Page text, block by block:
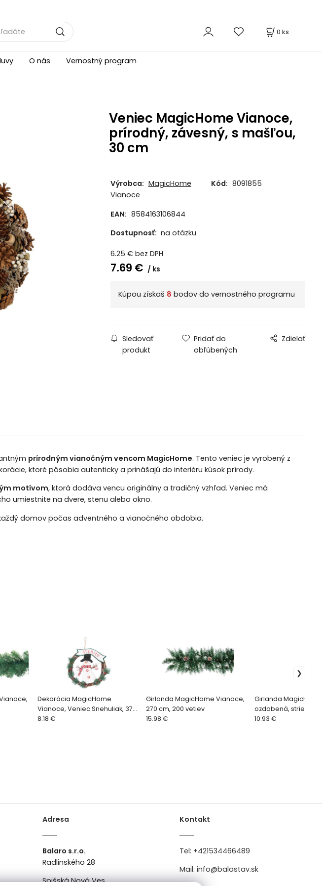
0 ks
O nás Vernostný program
Veniec MagicHome Vianoce,
prírodný, závesný, s mašľou,
30 cm
Výrobca: MagicHome
Vianoce
Kód: 8091855
EAN: 8584163106844
Dostupnosť: na otázku
6.25 € bez DPH
7.69 € ks
Kúpou získaš 8 bodov do vernostného programu
Sledovať
produkt
Pridať do
obľúbených
Zdielať
prírodným vianočným vencom MagicHome. Tento veniec je vyrobený z
ktoré pôsobia autenticky a prinášajú do interiéru kúsok prírody.
motívom, ktorá dodáva vencu originálny a tradičný vzhľad. Veniec má
umiestnite na dvere, stenu alebo okno.
domov počas adventného a vianočného obdobia.
Dekorácia MagicHome
Vianoce, Veniec Snehuliak, 37
cm
8.18 €
Girlanda MagicHome Vianoce,
270 cm, 200 vetiev
15.98 €
Girlanda
ozdobená,
10.93 €
Adresa
Balaro s.r.o.
Radlinského 28
Spišská Nová Ves
Kontakt
Tel: +421534466489
Mail: info@balastav.sk